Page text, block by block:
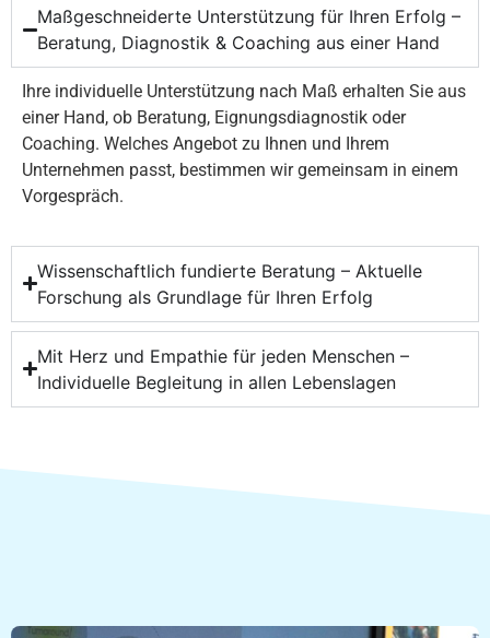
Maßgeschneiderte Unterstützung für Ihren Erfolg –
Beratung, Diagnostik & Coaching aus einer Hand
Ihre individuelle Unterstützung nach Maß erhalten Sie aus
einer Hand, ob Beratung, Eignungsdiagnostik oder
Coaching. Welches Angebot zu Ihnen und Ihrem
Unternehmen passt, bestimmen wir gemeinsam in einem
Vorgespräch.
Wissenschaftlich fundierte Beratung – Aktuelle
Forschung als Grundlage für Ihren Erfolg
Mit Herz und Empathie für jeden Menschen –
Individuelle Begleitung in allen Lebenslagen